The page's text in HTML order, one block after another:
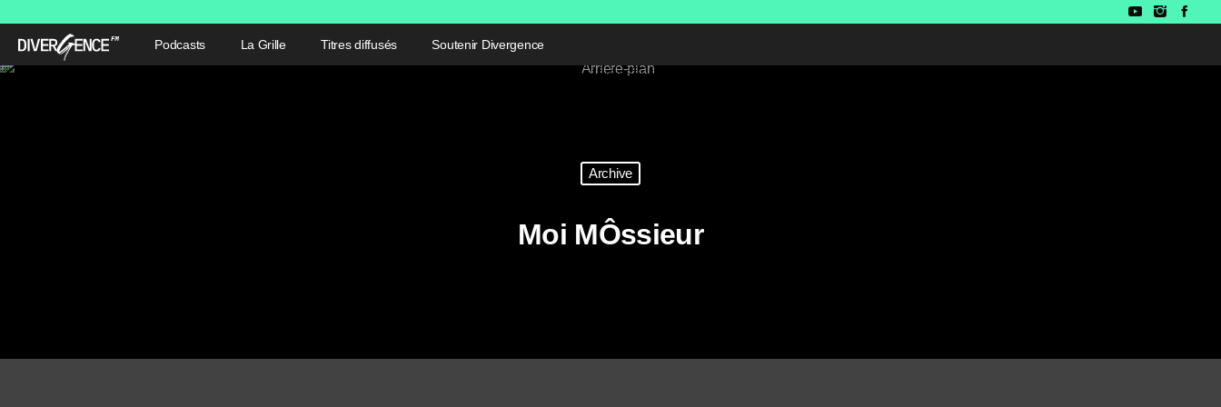
Podcasts La Grille Titres diffusés Soutenir Divergence
Archive
Moi MÔssieur